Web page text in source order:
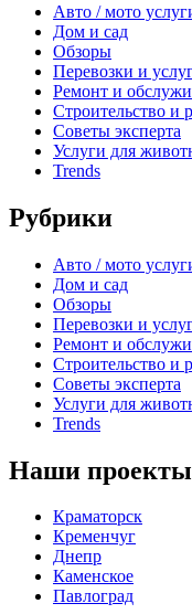
Авто / мото
Дом и сад
Обзоры
Перевозки и
Ремонт и
Строительство и
Советы эксперта
Услуги для
Trends
Рубрики
Авто / мото
Дом и сад
Обзоры
Перевозки и
Ремонт и
Строительство и
Советы эксперта
Услуги для
Trends
Наши проекты
Краматорск
Кременчуг
Днепр
Каменское
Павлоград